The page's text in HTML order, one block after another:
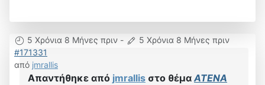
5 Χρόνια 8 Μήνες πριν -
5 Χρόνια 8 Μήνες πριν
#171331
από jmrallis
Απαντήθηκε από jmrallis στο θέμα ATENA